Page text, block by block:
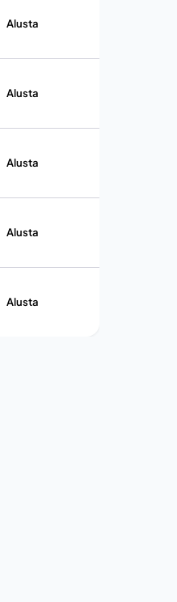
Alusta
Alusta
Alusta
Alusta
Alusta